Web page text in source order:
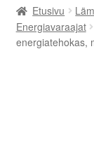
Asiakastilini
Ostoskori
Etusivu
Energiavaraajat
energiatehokas,